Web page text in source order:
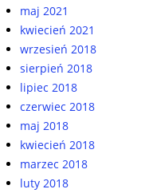
maj 2021
kwiecień 2021
wrzesień 2018
sierpień 2018
lipiec 2018
czerwiec 2018
maj 2018
kwiecień 2018
marzec 2018
luty 2018